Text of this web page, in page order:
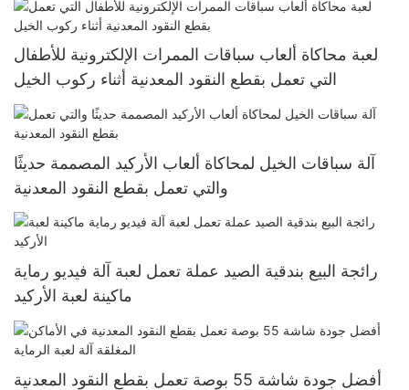
لعبة محاكاة ألعاب سباقات الممرات الإلكترونية للأطفال
التي تعمل بقطع النقود المعدنية أثناء ركوب الخيل
آلة سباقات الخيل لمحاكاة ألعاب الأركيد المصممة حديثًا
والتي تعمل بقطع النقود المعدنية
رائجة البيع بندقية الصيد عملة تعمل لعبة آلة فيديو رماية
ماكينة لعبة الأركيد
أفضل جودة شاشة 55 بوصة تعمل بقطع النقود المعدنية